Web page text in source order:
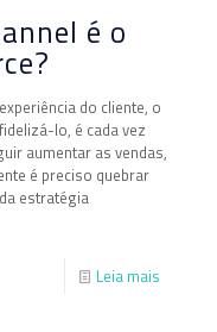
é o
do cliente, o
lo, é cada vez
aumentar as vendas,
é preciso quebrar
estratégia
Leia mais